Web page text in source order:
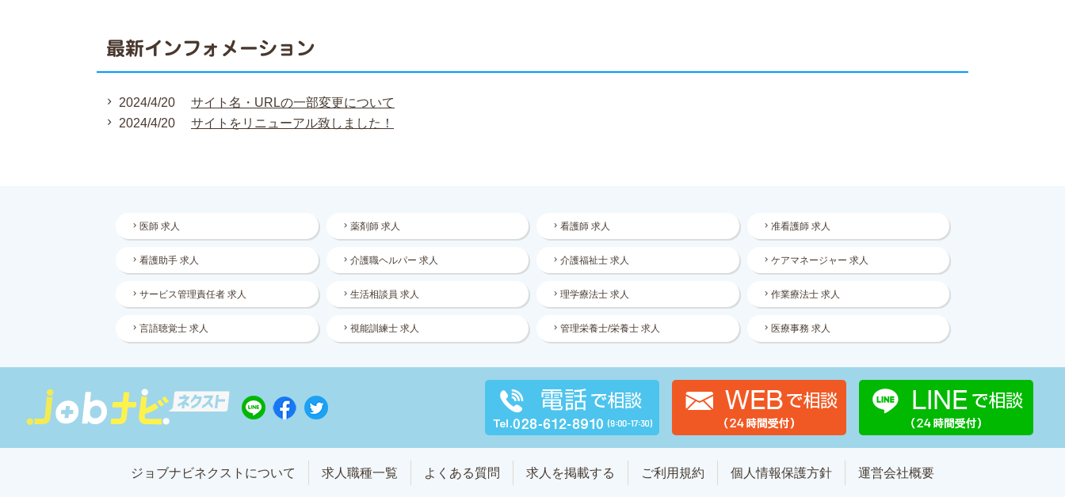
最新インフォメーション
2024/4/20
サイト名・URLの一部変更について
2024/4/20
サイトをリニューアル致しました！
医師 求人 薬剤師 求人 看護師 求人 准看護師 求人
看護助手 求人 介護職ヘルパー 求人 介護福祉士 求人 ケアマネージャー 求人
サービス管理責任者 求人 生活相談員 求人 理学療法士 求人 作業療法士 求人
言語聴覚士 求人 視能訓練士 求人 管理栄養士/栄養士 求人 医療事務 求人
ジョブナビネクストについて 求人職種一覧 よくある質問 求人を掲載する ご利用規約 個人情報保護方針 運営会社概要